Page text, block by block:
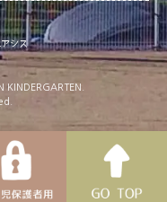
シス